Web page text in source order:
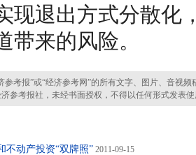
现退出方式分散化
带来的风险。
考报”或“经济参考网”的所有文字、图片、音视频
参考报社，未经书面授权，不得以任何形式发表
不动产投资“双牌照” 2011-09-15